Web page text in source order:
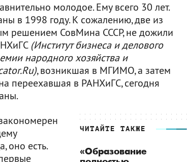
молодое. Ему всего 30 лет.
в 1998 году. К сожалению, две из
решением СовМина СССР, не дожили
(Институт бизнеса и делового
народного хозяйства и
, возникшая в МГИМО, а затем
переехавшая в РАНХиГС, сегодня
ЧИТАЙТЕ ТАКЖЕ
«Образование
оно есть.